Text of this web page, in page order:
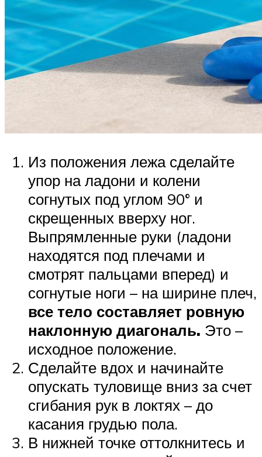
Из положения лежа сделайте
упор на ладони и колени
согнутых под углом 90° и
скрещенных вверху ног.
Выпрямленные руки (ладони
находятся под плечами и
смотрят пальцами вперед) и
согнутые ноги – на ширине плеч,
все тело составляет ровную
наклонную диагональ. Это –
исходное положение.
Сделайте вдох и начинайте
опускать туловище вниз за счет
сгибания рук в локтях – до
касания грудью пола.
В нижней точке оттолкнитесь и